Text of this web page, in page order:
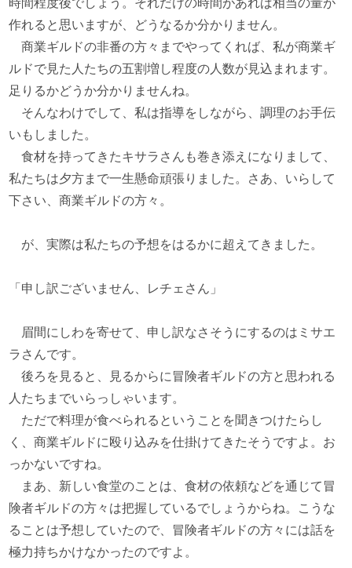
時間程度後でしょう。それだけの時間があれば相当の量が
作れると思いますが、どうなるか分かりません。
商業ギルドの非番の方々までやってくれば、私が商業ギ
ルドで見た人たちの五割増し程度の人数が見込まれます。
足りるかどうか分かりませんね。
そんなわけでして、私は指導をしながら、調理のお手伝
いもしました。
食材を持ってきたキサラさんも巻き添えになりまして、
私たちは夕方まで一生懸命頑張りました。さあ、いらして
下さい、商業ギルドの方々。
が、実際は私たちの予想をはるかに超えてきました。
「申し訳ございません、レチェさん」
眉間にしわを寄せて、申し訳なさそうにするのはミサエ
ラさんです。
後ろを見ると、見るからに冒険者ギルドの方と思われる
人たちまでいらっしゃいます。
ただで料理が食べられるということを聞きつけたらし
く、商業ギルドに殴り込みを仕掛けてきたそうですよ。お
っかないですね。
まあ、新しい食堂のことは、食材の依頼などを通じて冒
険者ギルドの方々は把握しているでしょうからね。こうな
ることは予想していたので、冒険者ギルドの方々には話を
極力持ちかけなかったのですよ。